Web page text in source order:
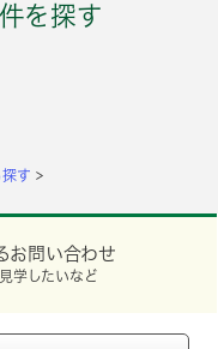
を探す
す
お問い合わせ
学したいなど